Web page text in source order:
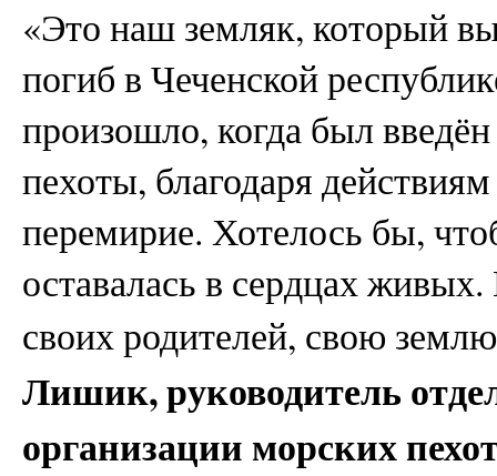
«Это наш земляк, который
погиб в Чеченской
произошло, когда был
пехоты, благодаря
перемирие. Хотелось бы,
оставалась в сердцах
своих родителей, свою
Лишик, руководитель
организации морских